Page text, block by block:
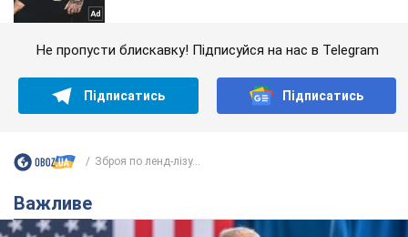
Не пропусти блискавку! Підписуйся на нас в Telegram
Підписатись Підписатись
Зброя по ленд-лізу...
Важливе